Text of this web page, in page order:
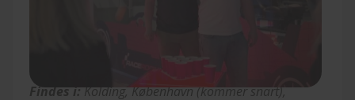
Findes i:Kolding, København (kommer snart),